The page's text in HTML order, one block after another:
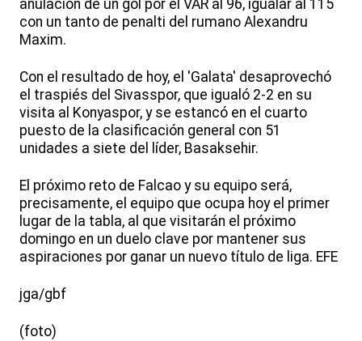
anulación de un gol por el VAR al 96, igualar al 115
con un tanto de penalti del rumano Alexandru
Maxim.
Con el resultado de hoy, el 'Galata' desaprovechó
el traspiés del Sivasspor, que igualó 2-2 en su
visita al Konyaspor, y se estancó en el cuarto
puesto de la clasificación general con 51
unidades a siete del líder, Basaksehir.
El próximo reto de Falcao y su equipo será,
precisamente, el equipo que ocupa hoy el primer
lugar de la tabla, al que visitarán el próximo
domingo en un duelo clave por mantener sus
aspiraciones por ganar un nuevo título de liga. EFE
jga/gbf
(foto)